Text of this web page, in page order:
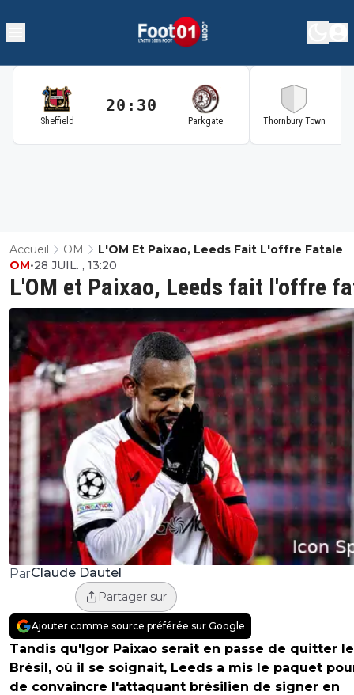
Sheffield
20:30
Parkgate Thornbury Town
Accueil OM L'OM Et Paixao, Leeds Fait L'offre Fatale
L'OM et Paixao, Leeds fait l'offre
OM•28 JUIL. , 13:20
ParClaude Dautel
Partager sur
Ajouter comme source préférée sur Google
Tandis qu'Igor Paixao serait en passe de quitter le
Brésil, où il se soignait, Leeds a mis le paquet
de convaincre l'attaquant brésilien de signer en